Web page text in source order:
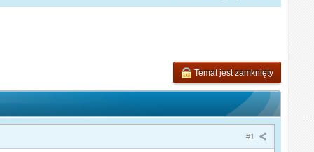
Temat jest zamknięty
#1